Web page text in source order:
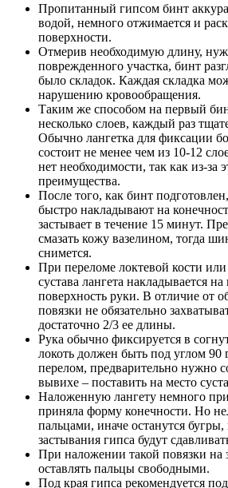
Пропитанный гипсом бинт
водой, немного отжимается и
поверхности.
Отмерив необходимую длину,
поврежденного участка, бинт
было складок. Каждая складка
нарушению кровообращения.
Таким же способом на первый
несколько слоев, каждый раз
Обычно лангетка для фиксации
состоит не менее чем из 10-12
нет необходимости, так как из-за
преимущества.
После того, как бинт
быстро накладывают на
застывает в течение 15 минут.
смазать кожу вазелином, тогда
снимется.
При переломе локтевой кости или
сустава лангета накладывается
поверхность руки. В отличие от
повязки не обязательно
достаточно 2/3 ее длины.
Рука обычно фиксируется в
локоть должен быть под углом 90
перелом, предварительно нужно
вывихе – поставить на место
Наложенную лангету немного
приняла форму конечности. Но
пальцами, иначе останутся
застывания гипса будут
При наложении такой повязки на
оставлять пальцы свободными.
Под края гипса рекомендуется